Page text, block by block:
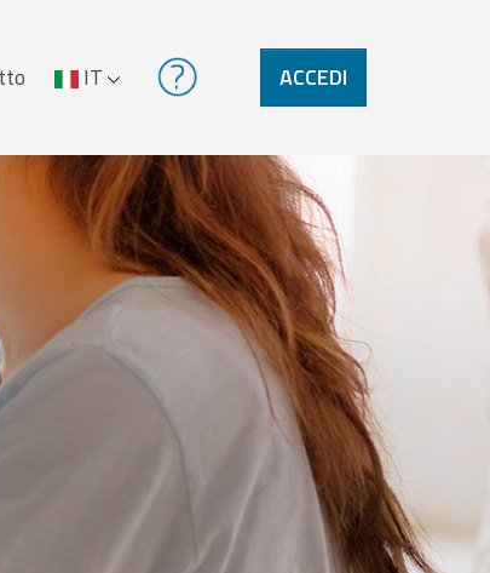
IT ACCEDI